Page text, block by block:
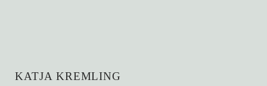
KATJA KREMLING